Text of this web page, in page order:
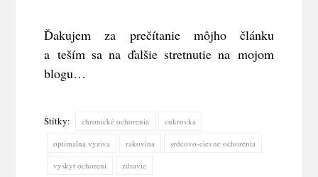
Ďakujem za prečítanie môjho článku
a teším sa na ďalšie stretnutie na mojom
blogu…
Štítky: chronické ochorenia cukrovka
optimalna vyziva rakovina srdcovo-cievne ochorenia
vyskyt ochoreni zdravie